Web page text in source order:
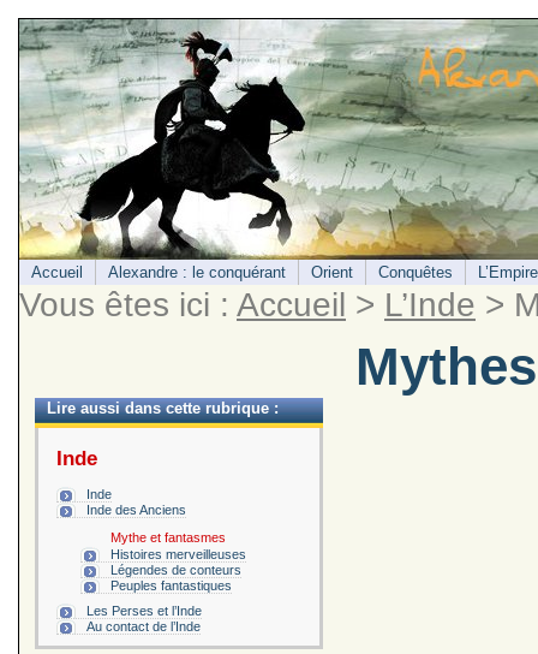
Accueil Alexandre : le conquérant Orient Conquêtes L’Empire
Vous êtes ici : Accueil > L’Inde >
Lire aussi dans cette rubrique :
Inde
Inde
Inde des Anciens
Mythe et fantasmes
Histoires merveilleuses
Légendes de conteurs
Peuples fantastiques
Les Perses et l’Inde
Au contact de l’Inde